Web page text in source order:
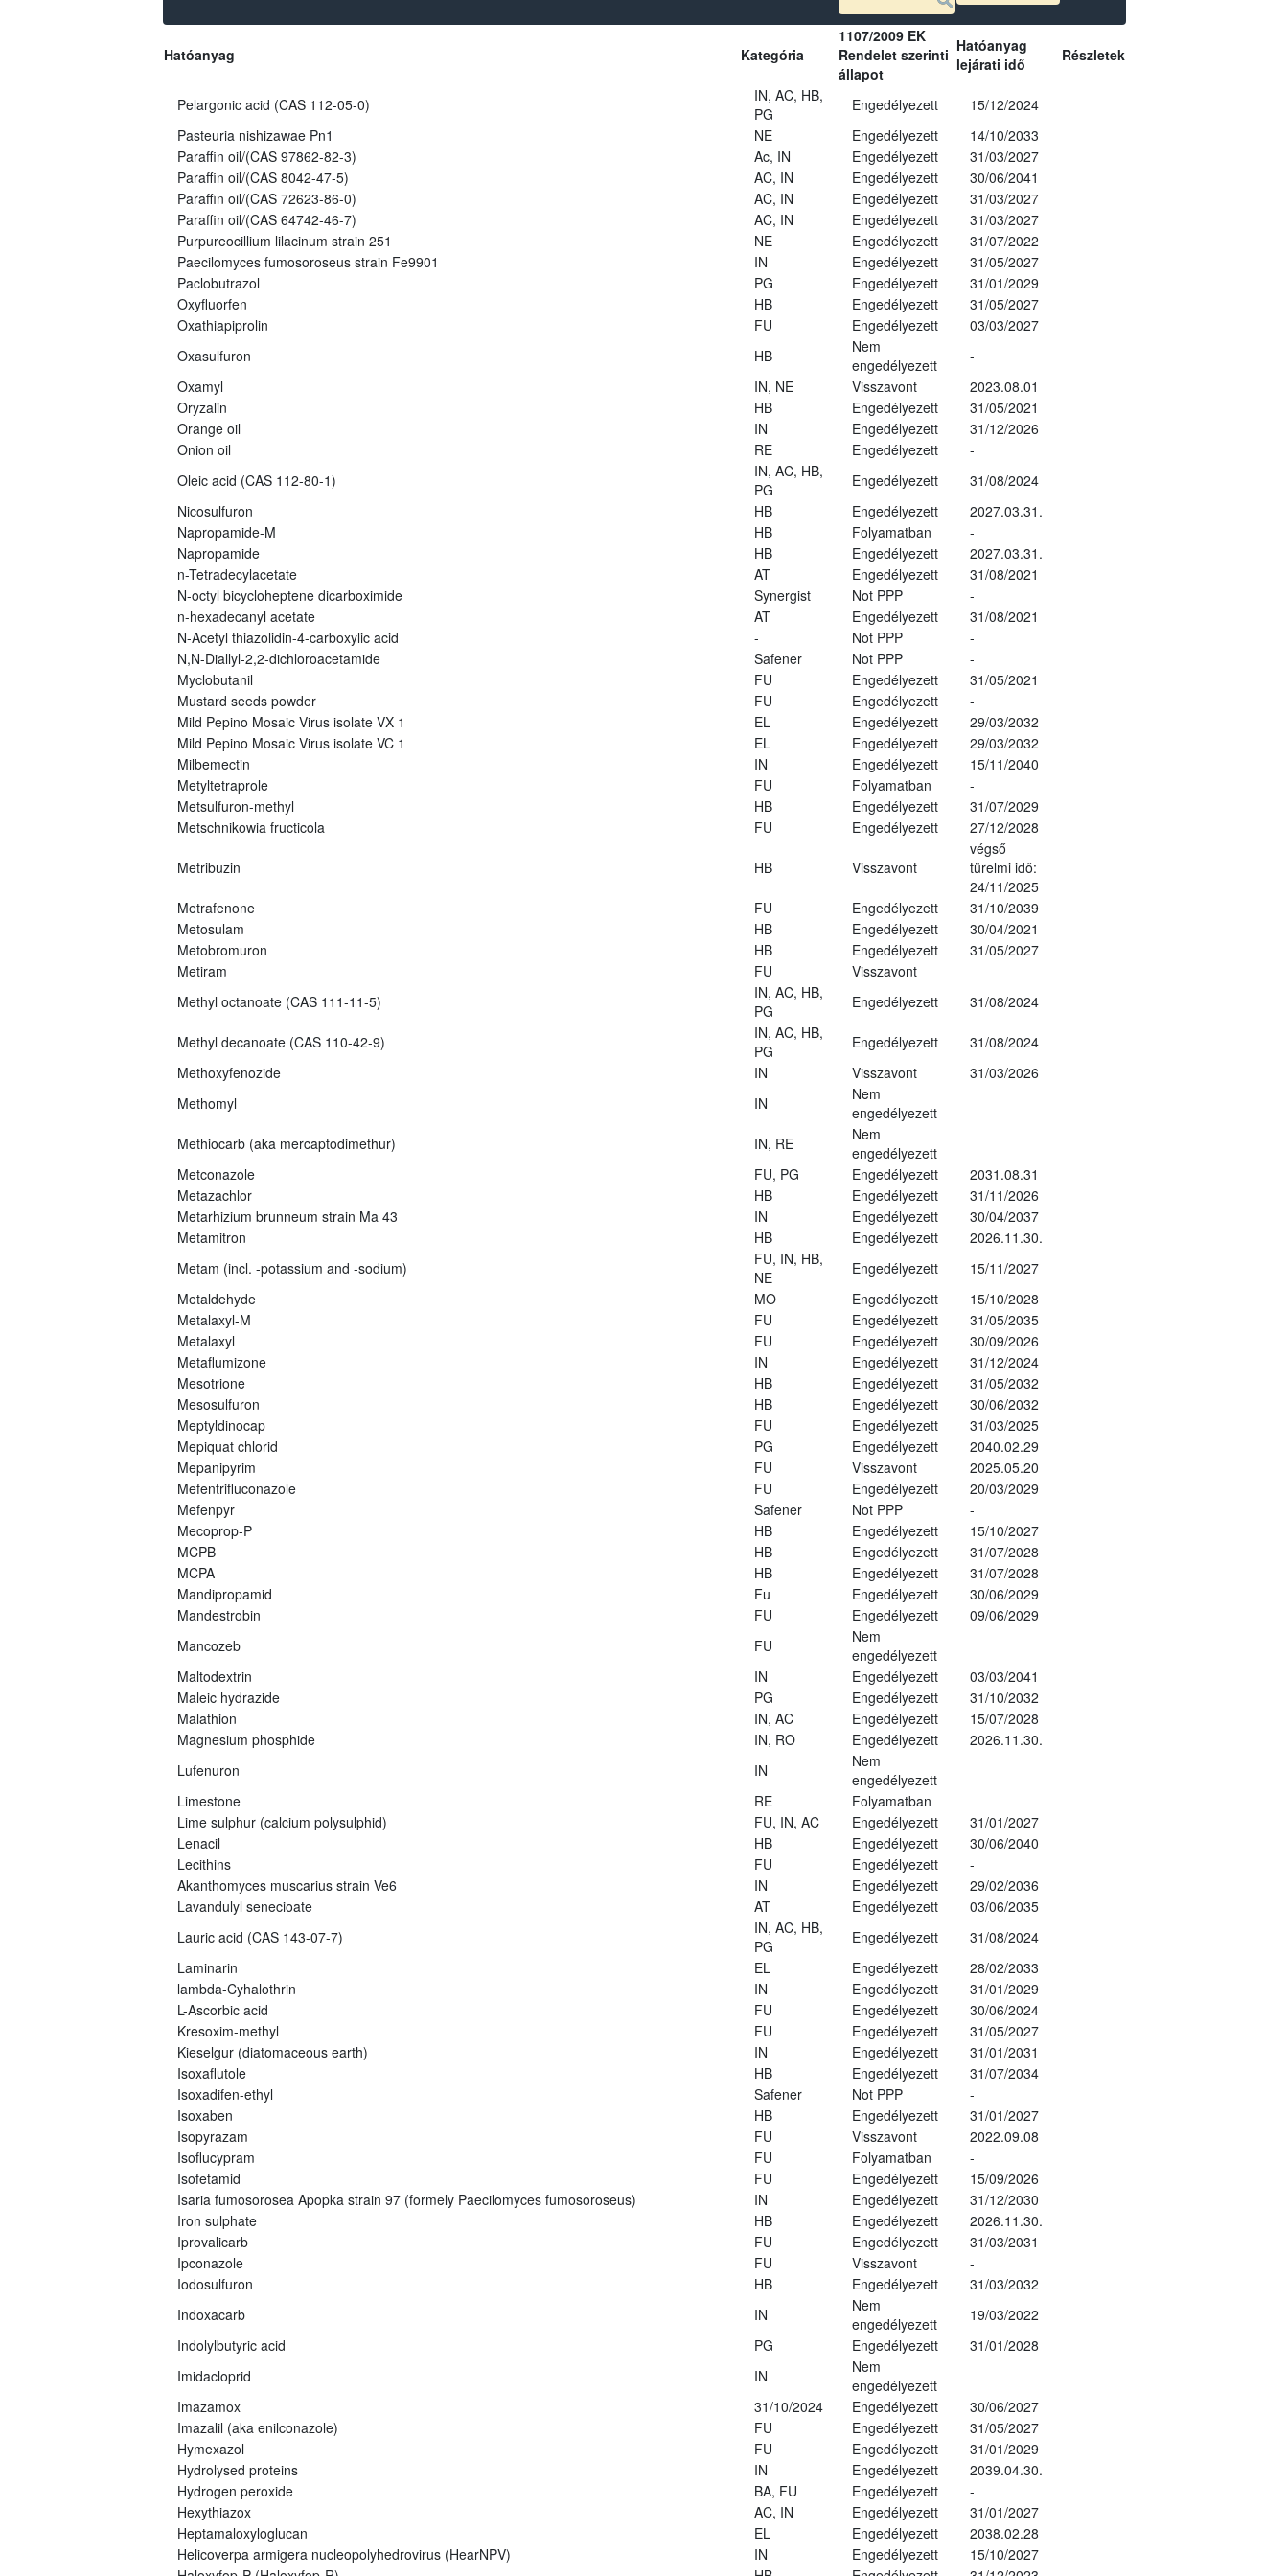
Hatóanyag Kategória
1107/2009 EK
Rendelet szerinti
állapot
Hatóanyag
lejárati idő
Részletek
Pelargonic acid (CAS 112-05-0)
IN, AC, HB,
PG
Engedélyezett
15/12/2024
Pasteuria nishizawae Pn1
NE Engedélyezett
14/10/2033
Paraffin oil/(CAS 97862-82-3)
Ac, IN Engedélyezett
31/03/2027
Paraffin oil/(CAS 8042-47-5)
AC, IN Engedélyezett
30/06/2041
Paraffin oil/(CAS 72623-86-0)
AC, IN Engedélyezett
31/03/2027
Paraffin oil/(CAS 64742-46-7)
AC, IN Engedélyezett
31/03/2027
Purpureocillium lilacinum strain 251
NE Engedélyezett
31/07/2022
Paecilomyces fumosoroseus strain Fe9901
IN Engedélyezett
31/05/2027
Paclobutrazol
PG Engedélyezett
31/01/2029
Oxyfluorfen
HB Engedélyezett
31/05/2027
Oxathiapiprolin
FU Engedélyezett
03/03/2027
Oxasulfuron
HB
Nem
engedélyezett
-
Oxamyl
IN, NE Visszavont
2023.08.01
Oryzalin
HB Engedélyezett
31/05/2021
Orange oil
IN Engedélyezett
31/12/2026
Onion oil
RE Engedélyezett
-
Oleic acid (CAS 112-80-1)
IN, AC, HB,
PG
Engedélyezett
31/08/2024
Nicosulfuron
HB Engedélyezett
2027.03.31.
Napropamide-M
HB Folyamatban
-
Napropamide
HB Engedélyezett
2027.03.31.
n-Tetradecylacetate
AT Engedélyezett
31/08/2021
N-octyl bicycloheptene dicarboximide
Synergist Not PPP
-
n-hexadecanyl acetate
AT Engedélyezett
31/08/2021
N-Acetyl thiazolidin-4-carboxylic acid
- Not PPP
-
N,N-Diallyl-2,2-dichloroacetamide
Safener Not PPP
-
Myclobutanil
FU Engedélyezett
31/05/2021
Mustard seeds powder
FU Engedélyezett
-
Mild Pepino Mosaic Virus isolate VX 1
EL Engedélyezett
29/03/2032
Mild Pepino Mosaic Virus isolate VC 1
EL Engedélyezett
29/03/2032
Milbemectin
IN Engedélyezett
15/11/2040
Metyltetraprole
FU Folyamatban
-
Metsulfuron-methyl
HB Engedélyezett
31/07/2029
Metschnikowia fructicola
FU Engedélyezett 27/12/2028
Metribuzin HB Visszavont
végső
türelmi idő:
24/11/2025
Metrafenone
FU Engedélyezett
31/10/2039
Metosulam
HB Engedélyezett
30/04/2021
Metobromuron
HB Engedélyezett
31/05/2027
Metiram
FU
Visszavont
Methyl octanoate (CAS 111-11-5)
IN, AC, HB,
PG
Engedélyezett 31/08/2024
Methyl decanoate (CAS 110-42-9)
IN, AC, HB,
PG
Engedélyezett
31/08/2024
Methoxyfenozide
IN Visszavont
31/03/2026
Methomyl
IN
Nem
engedélyezett
Methiocarb (aka mercaptodimethur)
IN, RE
Nem
engedélyezett
Metconazole
FU, PG Engedélyezett
2031.08.31
Metazachlor
HB Engedélyezett
31/11/2026
Metarhizium brunneum strain Ma 43
IN Engedélyezett
30/04/2037
Metamitron
HB Engedélyezett
2026.11.30.
Metam (incl. -potassium and -sodium)
FU, IN, HB,
NE
Engedélyezett
15/11/2027
Metaldehyde
MO Engedélyezett
15/10/2028
Metalaxyl-M
FU Engedélyezett
31/05/2035
Metalaxyl
FU Engedélyezett
30/09/2026
Metaflumizone
IN Engedélyezett
31/12/2024
Mesotrione
HB Engedélyezett
31/05/2032
Mesosulfuron
HB Engedélyezett
30/06/2032
Meptyldinocap
FU Engedélyezett
31/03/2025
Mepiquat chlorid
PG Engedélyezett
2040.02.29
Mepanipyrim
FU Visszavont
2025.05.20
Mefentrifluconazole
FU Engedélyezett
20/03/2029
Mefenpyr
Safener Not PPP
-
Mecoprop-P
HB Engedélyezett
15/10/2027
MCPB
HB Engedélyezett
31/07/2028
MCPA
HB Engedélyezett
31/07/2028
Mandipropamid
Fu Engedélyezett
30/06/2029
Mandestrobin
FU Engedélyezett
09/06/2029
Mancozeb
FU
Nem
engedélyezett
Maltodextrin
IN Engedélyezett
03/03/2041
Maleic hydrazide
PG Engedélyezett
31/10/2032
Malathion
IN, AC Engedélyezett
15/07/2028
Magnesium phosphide
IN, RO Engedélyezett
2026.11.30.
Lufenuron
IN
Nem
engedélyezett
Limestone
RE
Folyamatban
Lime sulphur (calcium polysulphid)
FU, IN, AC Engedélyezett
31/01/2027
Lenacil
HB Engedélyezett
30/06/2040
Lecithins
FU Engedélyezett
-
Akanthomyces muscarius strain Ve6
IN Engedélyezett
29/02/2036
Lavandulyl senecioate
AT Engedélyezett
03/06/2035
Lauric acid (CAS 143-07-7)
IN, AC, HB,
PG
Engedélyezett
31/08/2024
Laminarin
EL Engedélyezett
28/02/2033
lambda-Cyhalothrin
IN Engedélyezett
31/01/2029
L-Ascorbic acid
FU Engedélyezett
30/06/2024
Kresoxim-methyl
FU Engedélyezett
31/05/2027
Kieselgur (diatomaceous earth)
IN Engedélyezett
31/01/2031
Isoxaflutole
HB Engedélyezett
31/07/2034
Isoxadifen-ethyl
Safener Not PPP
-
Isoxaben
HB Engedélyezett
31/01/2027
Isopyrazam
FU Visszavont
2022.09.08
Isoflucypram
FU Folyamatban
-
Isofetamid
FU Engedélyezett
15/09/2026
Isaria fumosorosea Apopka strain 97 (formely Paecilomyces fumosoroseus)
IN Engedélyezett
31/12/2030
Iron sulphate
HB Engedélyezett
2026.11.30.
Iprovalicarb
FU Engedélyezett
31/03/2031
Ipconazole
FU Visszavont
-
Iodosulfuron
HB Engedélyezett
31/03/2032
Indoxacarb
IN
Nem
engedélyezett
19/03/2022
Indolylbutyric acid
PG Engedélyezett
31/01/2028
Imidacloprid
IN
Nem
engedélyezett
Imazamox
31/10/2024 Engedélyezett
30/06/2027
Imazalil (aka enilconazole)
FU Engedélyezett
31/05/2027
Hymexazol
FU Engedélyezett
31/01/2029
Hydrolysed proteins
IN Engedélyezett
2039.04.30.
Hydrogen peroxide
BA, FU Engedélyezett
-
Hexythiazox
AC, IN Engedélyezett
31/01/2027
Heptamaloxyloglucan
EL Engedélyezett
2038.02.28
Helicoverpa armigera nucleopolyhedrovirus (HearNPV)
IN Engedélyezett
15/10/2027